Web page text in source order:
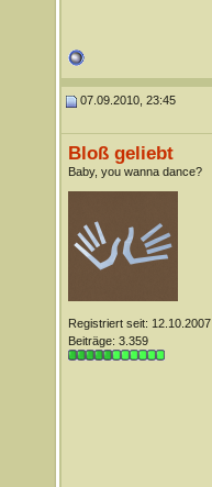
07.09.2010, 23:45
Bloß geliebt
Baby, you wanna dance?
Registriert seit: 12.10.2007
Beiträge: 3.359